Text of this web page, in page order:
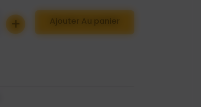
Ajouter Au panier
+